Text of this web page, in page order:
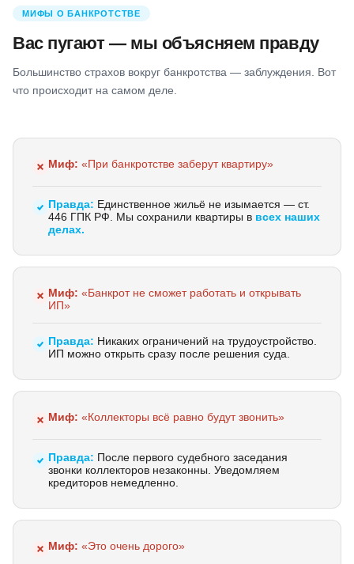
МИФЫ О БАНКРОТСТВЕ
Вас пугают — мы объясняем правду
Большинство страхов вокруг банкротства — заблуждения. Вот
что происходит на самом деле.
Миф: «При банкротстве заберут квартиру»
Правда: Единственное жильё не изымается — ст.
446 ГПК РФ. Мы сохранили квартиры в всех наших
делах.
Миф: «Банкрот не сможет работать и открывать
ИП»
Правда: Никаких ограничений на трудоустройство.
ИП можно открыть сразу после решения суда.
Миф: «Коллекторы всё равно будут звонить»
Правда: После первого судебного заседания
звонки коллекторов незаконны. Уведомляем
кредиторов немедленно.
Миф: «Это очень дорого»